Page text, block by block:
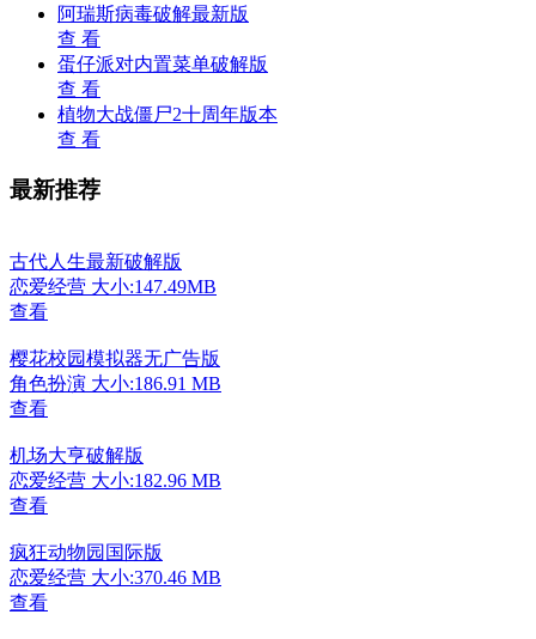
阿瑞斯病毒破解最新版
查 看
蛋仔派对内置菜单破解版
查 看
植物大战僵尸2十周年版本
查 看
最新推荐
古代人生最新破解版
恋爱经营 大小:147.49MB
查看
樱花校园模拟器无广告版
角色扮演 大小:186.91 MB
查看
机场大亨破解版
恋爱经营 大小:182.96 MB
查看
疯狂动物园国际版
恋爱经营 大小:370.46 MB
查看